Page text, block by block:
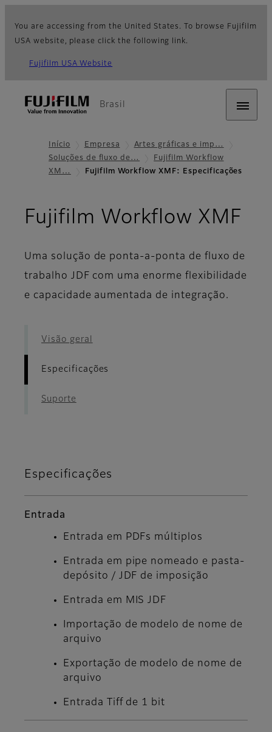
You are accessing from the United States. To browse Fujifilm
USA website, please click the following link.
Fujifilm USA Website
Brasil
Início Empresa
Artes gráficas e imp…
Soluções de fluxo de…
Fujifilm Workflow
XM…
Fujifilm Workflow XMF: Especificações
Fujifilm Workflow XMF
Uma solução de ponta-a-ponta de fluxo de
trabalho JDF com uma enorme flexibilidade
e capacidade aumentada de integração.
Visão geral
Especificações
Suporte
Especificações
Entrada
Entrada em PDFs múltiplos
Entrada em pipe nomeado e pasta-
depósito / JDF de imposição
Entrada em MIS JDF
Importação de modelo de nome de
arquivo
Exportação de modelo de nome de
arquivo
Entrada Tiff de 1 bit